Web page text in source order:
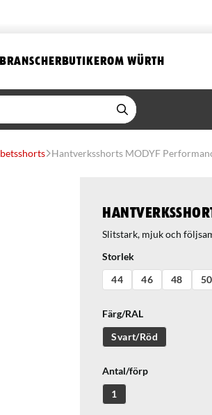
BRANSCHERBUTIKEROM WÜRTH
Hantverksshorts MODYF
Slitstark, mjuk och
Storlek
44
46 48 50
Färg/RAL
Svart/Röd
Antal/förp
1